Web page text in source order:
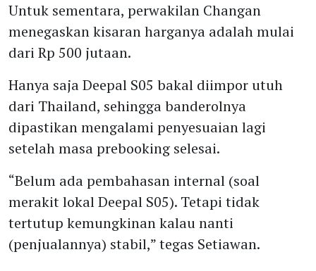
Untuk sementara, perwakilan Changan
menegaskan kisaran harganya adalah mulai
dari Rp 500 jutaan.
Hanya saja Deepal S05 bakal diimpor utuh
dari Thailand, sehingga banderolnya
dipastikan mengalami penyesuaian lagi
setelah masa prebooking selesai.
“Belum ada pembahasan internal (soal
merakit lokal Deepal S05). Tetapi tidak
tertutup kemungkinan kalau nanti
(penjualannya) stabil,” tegas Setiawan.